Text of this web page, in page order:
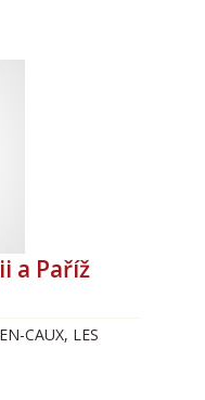
a Paříž
CAUX, LES